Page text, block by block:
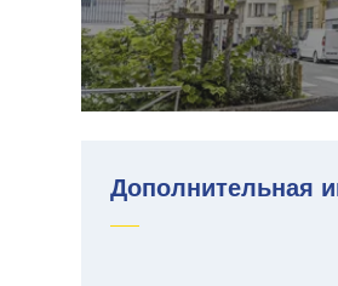
Дополнительная